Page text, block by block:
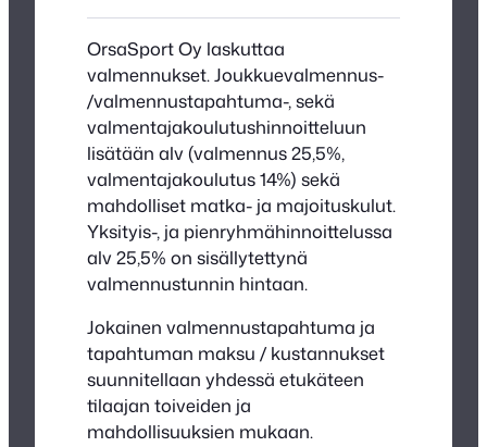
OrsaSport Oy laskuttaa
valmennukset. Joukkuevalmennus-
/valmennustapahtuma-, sekä
valmentajakoulutushinnoitteluun
lisätään alv (valmennus 25,5%,
valmentajakoulutus 14%) sekä
mahdolliset matka- ja majoituskulut.
Yksityis-, ja pienryhmähinnoittelussa
alv 25,5% on sisällytettynä
valmennustunnin hintaan.
Jokainen valmennustapahtuma ja
tapahtuman maksu / kustannukset
suunnitellaan yhdessä etukäteen
tilaajan toiveiden ja
mahdollisuuksien mukaan.